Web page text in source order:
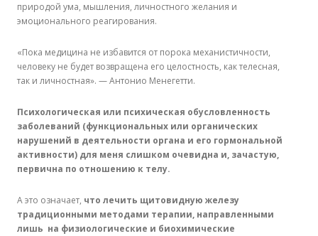
природой ума, мышления, личностного желания и
эмоционального реагирования.
«Пока медицина не избавится от порока механистичности,
человеку не будет возвращена его целостность, как телесная,
так и личностная». — Антонио Менегетти.
Психологическая или психическая обусловленность
заболеваний (функциональных или органических
нарушений в деятельности органа и его гормональной
активности) для меня слишком очевидна и, зачастую,
первична по отношению к телу.
А это означает, что лечить щитовидную железу
традиционными методами терапии, направленными
лишь на физиологические и биохимические